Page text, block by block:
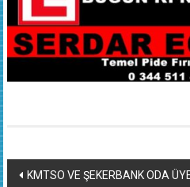
Yazı
KMTSO VE ŞEKERBANK ODA